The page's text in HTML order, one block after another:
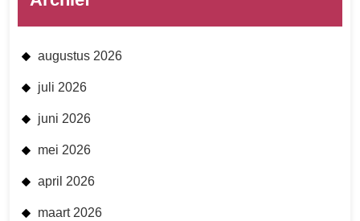
augustus 2026
juli 2026
juni 2026
mei 2026
april 2026
maart 2026